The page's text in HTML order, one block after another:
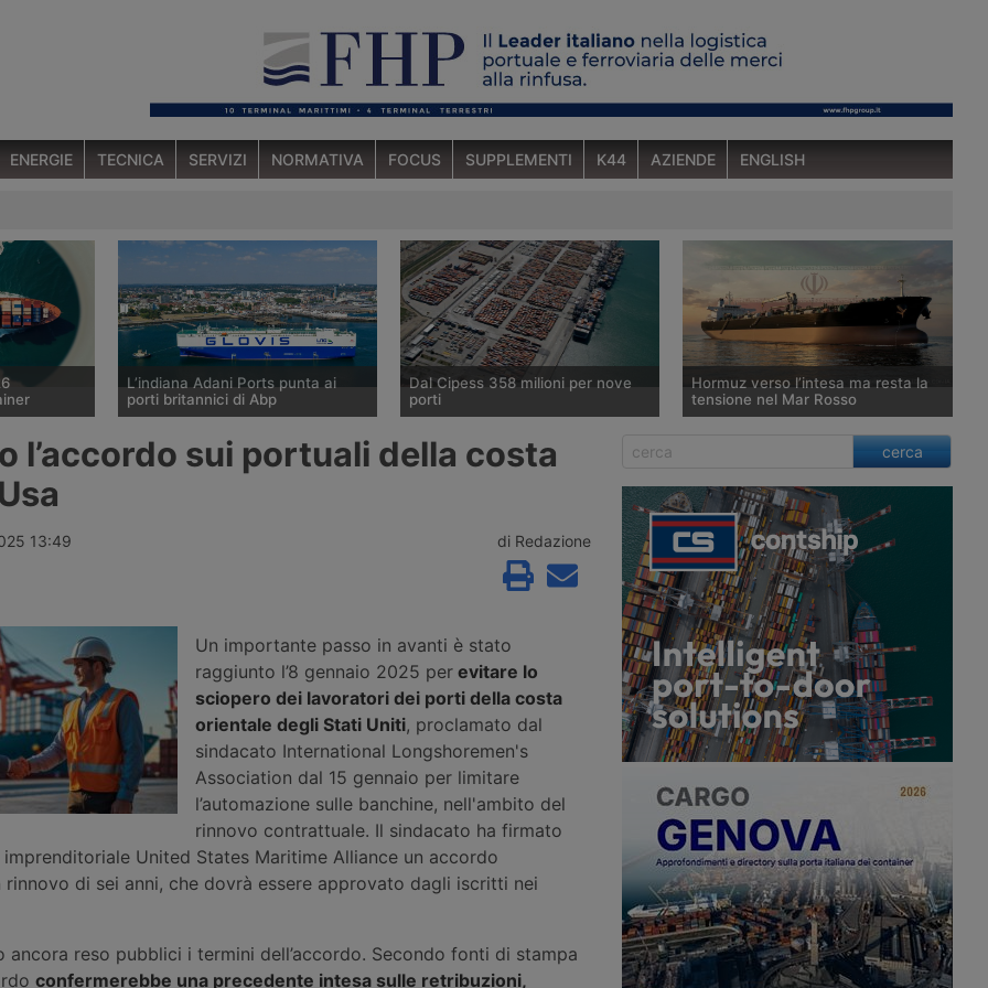
ENERGIE TECNICA SERVIZI NORMATIVA FOCUS SUPPLEMENTI K44 AZIENDE ENGLISH
2026
di calo
York e
L’indiana Adani Ports punta ai
porti britannici di Abp
valutando l’acquisizione della quota
di controllo di Associated British
Dal Cipess 358 milioni per nove
porti
Programmazione Economica ha
quattordici interventi in nove porti
italiani, tra opere nuove a Trieste,
rifinanziamento di progetti già
avviati in altri sei scali.
Hormuz verso l’intesa ma resta la
tensione nel Mar Rosso
Washington punta ad annunciare
l’accordo provvisorio con Teheran e
di Hormuz, mentre sulla rotta omanita
una portarinfuse greca viene colpita
da un proiettile e nel Mar Rosso gli
Houthi rivendicano l’ottavo attacco a
una petroliera saudita dal 22 luglio.
l’accordo sui portuali della costa
13:49 di Redazione
Un importante passo in avanti è stato
raggiunto l’8 gennaio 2025 perevitare lo
sciopero dei lavoratori dei porti della costa
orientale degli Stati Uniti, proclamato dal
sindacato International Longshoremen's
Association dal 15 gennaio per limitare
l’automazione sulle banchine, nell'ambito del
rinnovo contrattuale. Il sindacato ha firmato
imprenditoriale United States Maritime Alliance un accordo
di sei anni, che dovrà essere approvato dagli iscritti nei
ancora reso pubblici i termini dell’accordo. Secondo fonti di stampa
confermerebbe una precedente intesa sulle retribuzioni,
cerca